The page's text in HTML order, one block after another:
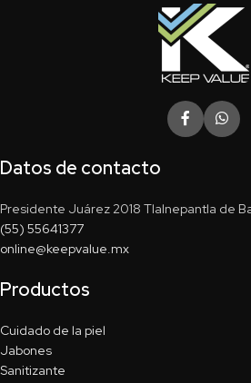
Datos de contacto
Presidente Juárez 2018 Tlalnepantla de
(55) 55641377
online@keepvalue.mx
Productos
Cuidado de la piel
Jabones
Sanitizante